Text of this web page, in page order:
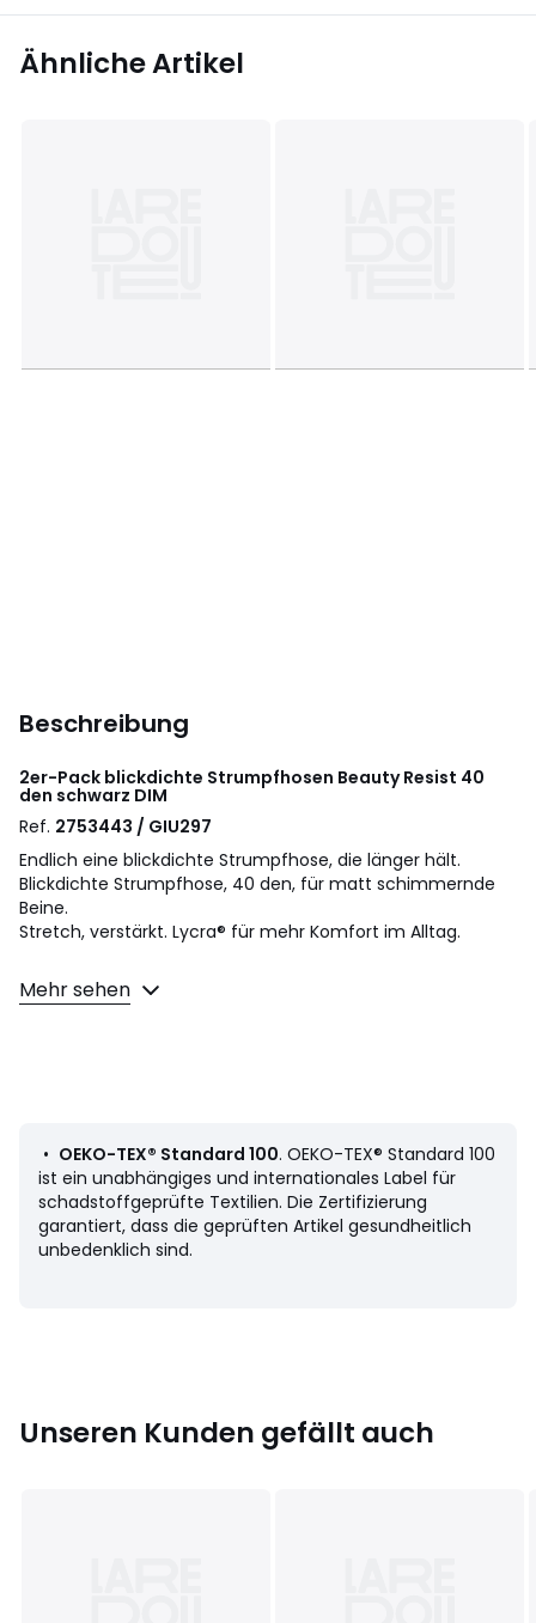
Ähnliche Artikel
Beschreibung
2er-Pack blickdichte Strumpfhosen Beauty Resist 40
den schwarz DIM
Ref. 2753443 / GIU297
Endlich eine blickdichte Strumpfhose, die länger hält.
Blickdichte Strumpfhose, 40 den, für matt schimmernde
Beine.
Stretch, verstärkt. Lycra® für mehr Komfort im Alltag.
Produktdetails
• 40 den
Farbe: Schwarz
Größe T1, T2, T3, T4
Mehr sehen
• OEKO-TEX® Standard 100. OEKO-TEX® Standard 100
ist ein unabhängiges und internationales Label für
schadstoffgeprüfte Textilien. Die Zertifizierung
garantiert, dass die geprüften Artikel gesundheitlich
unbedenklich sind.
Unseren Kunden gefällt auch